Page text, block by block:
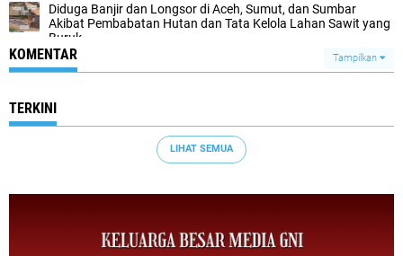
Diduga Banjir dan Longsor di Aceh, Sumut, dan Sumbar
Akibat Pembabatan Hutan dan Tata Kelola Lahan Sawit yang
Buruk
KOMENTAR Tampilkan
TERKINI
LIHAT SEMUA